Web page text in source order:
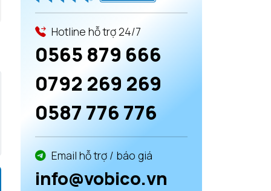
Hotline hỗ trợ 24/7
0565 879 666
0792 269 269
0587 776 776
Email hỗ trợ / báo giá
info@vobico.vn